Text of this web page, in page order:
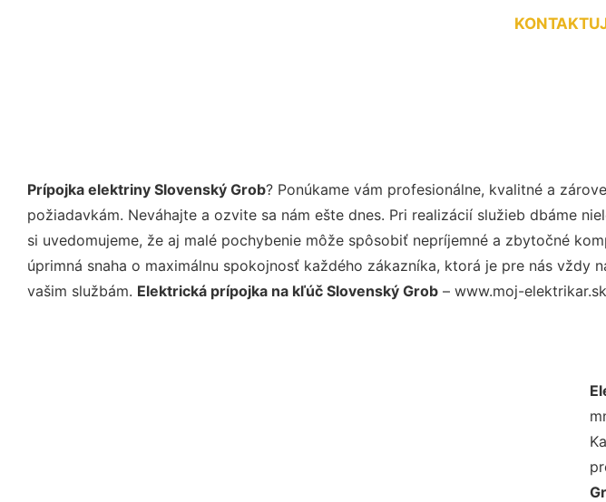
Prípojka elektriny Slovenský Grob? Ponúkame vám profesionálne, kvalitné a
požiadavkám. Neváhajte a ozvite sa nám ešte dnes. Pri realizácií služieb dbáme
si uvedomujeme, že aj malé pochybenie môže spôsobiť nepríjemné a zbytočné
úprimná snaha o maximálnu spokojnosť každého zákazníka, ktorá je pre nás
vašim službám. Elektrická prípojka na kľúč Slovenský Grob – www.moj-